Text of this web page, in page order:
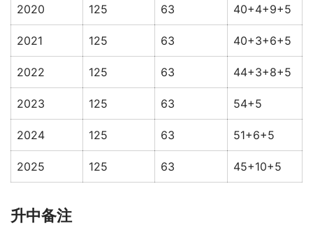
2020 125 63 40+4+9+5
2021 125 63 40+3+6+5
2022 125 63 44+3+8+5
2023 125 63 54+5
2024 125 63 51+6+5
2025 125 63 45+10+5
升中备注